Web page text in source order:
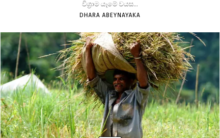
විශ්‍රාම යෑමේ වයස...
DHARA ABEYNAYAKA